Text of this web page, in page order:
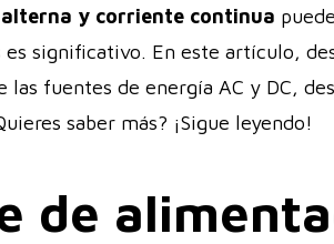
y corriente continua
significativo. En este artículo,
fuentes de energía AC y DC,
saber más? ¡Sigue leyendo!
de